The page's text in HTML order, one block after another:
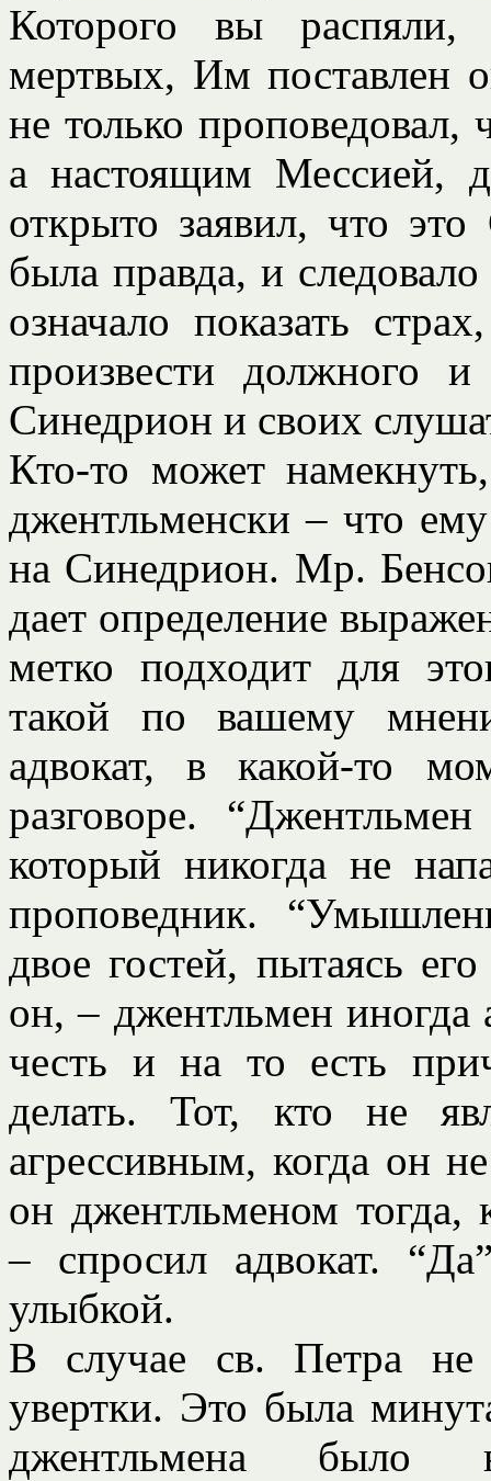
Которого вы распяли,
мертвых, Им поставлен
не только
а настоящим Мессией,
открыто заявил, что
была правда, и следовало
означало показать
произвести должного и
Синедрион и своих
Кто-то может
джентльменски – что
на Синедрион. Мр.
дает определение
метко подходит для
такой по вашему
адвокат, в какой-то
разговоре.
который никогда не
проповедник.
двое гостей, пытаясь
он, – джентльмен иногда
честь и на то есть
делать. Тот, кто не
агрессивным, когда он
он джентльменом тогда,
– спросил адвокат.
улыбкой.
В случае св. Петра не
увертки. Это была
джентльмена было